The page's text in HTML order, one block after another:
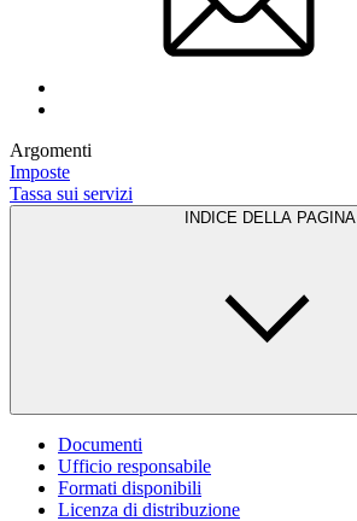
Argomenti
Imposte
Tassa sui servizi
INDICE DELLA PAGINA
Documenti
Ufficio responsabile
Formati disponibili
Licenza di distribuzione